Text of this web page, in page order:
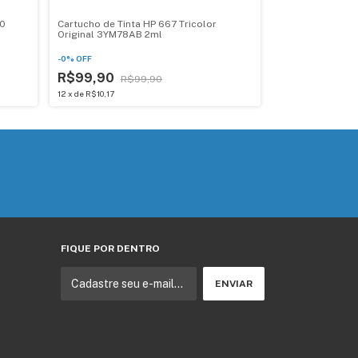
Cartucho de Tinta HP 667 Tricolor
Original 3YM78AB 2ml
-0% OFF
R$99,90 R$99,90
12 x de R$10,17
FIQUE POR DENTRO